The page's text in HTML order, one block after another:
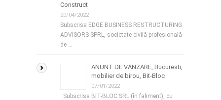
Construct
20/04/2022
Subscrisa EDGE BUSINESS RESTRUCTURING
ADVISORS SPRL, societate civilă profesională
de …
ANUNT DE VANZARE, Bucuresti,
mobilier de birou, Bit-Bloc
07/01/2022
Subscrisa BIT-BLOC SRL (în faliment), cu